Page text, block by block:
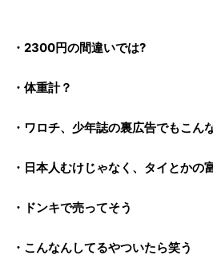
・2300円の間違いでは?
・体重計？
・ワロチ、少年誌の裏広告でもこん
・日本人むけじゃなく、タイとかの
・ドンキで売ってそう
・こんなんしてるやついたら笑う